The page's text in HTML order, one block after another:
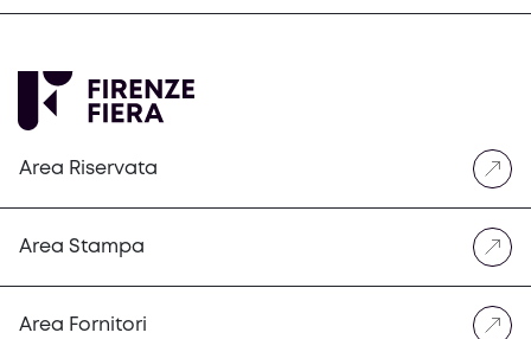
Area Riservata
Area Stampa
Area Fornitori